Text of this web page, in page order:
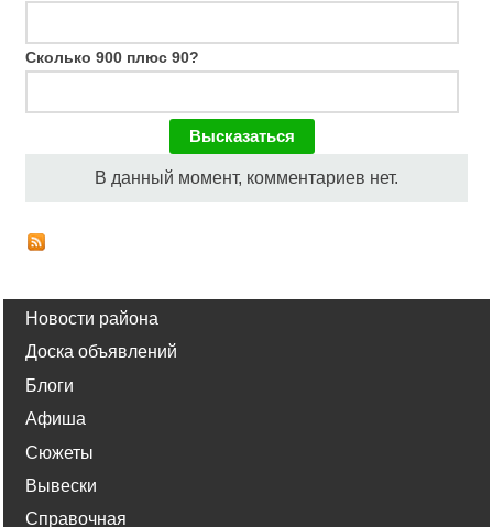
Сколько 900 плюс 90?
В данный момент, комментариев нет.
Новости района
Доска объявлений
Блоги
Афиша
Сюжеты
Вывески
Справочная